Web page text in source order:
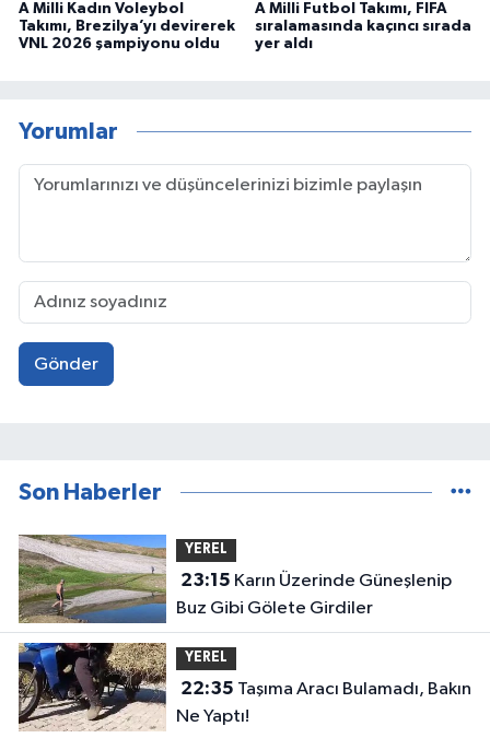
A Milli Kadın Voleybol
Takımı, Brezilya’yı devirerek
VNL 2026 şampiyonu oldu
A Milli Futbol Takımı, FIFA
sıralamasında kaçıncı sırada
yer aldı
Yorumlar
Gönder
Son Haberler
YEREL
23:15
Buz Gibi Gölete Girdiler
YEREL
22:35
Ne Yaptı!